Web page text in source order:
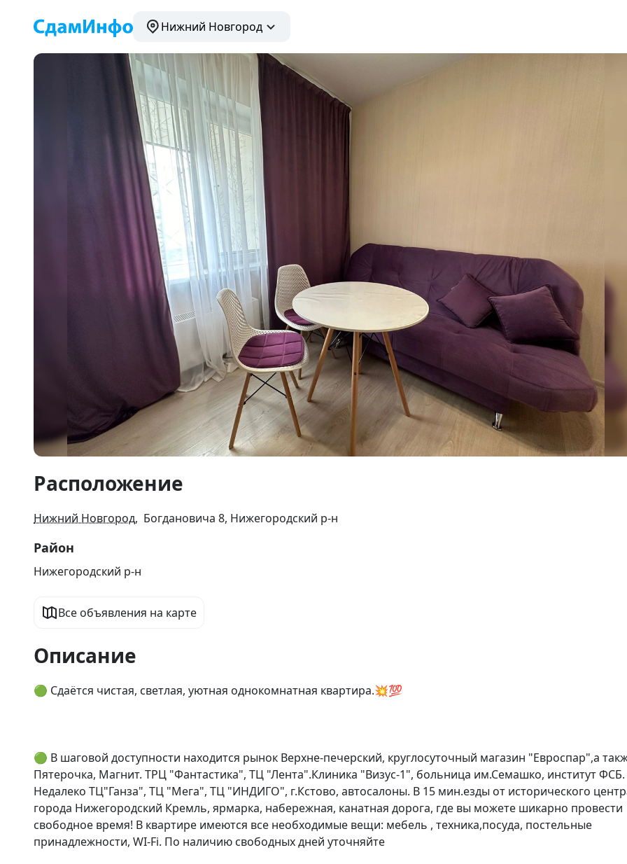
Нижний Новгород
1
6
Расположение
Нижний Новгород, Богдановича 8, Нижегородский р-н
Район
Нижегородский р-н
Все объявления на карте
Описание
🟢 Сдаётся чистая, светлая, уютная однокомнатная квартира.💥💯
🟢 В шаговой доступности находится рынок Верхне-печерский, круглосуточный магазин "Евроспар",а
Пятерочка, Магнит. ТРЦ "Фантастика", ТЦ "Лента".Клиника "Визус-1", больница им.Семашко, институт ФСБ.
Недалеко ТЦ"Ганза", ТЦ "Мега", ТЦ "ИНДИГО", г.Кстово, автосалоны. В 15 мин.езды от исторического
города Нижегородский Кремль, ярмарка, набережная, канатная дорога, где вы можете шикарно провести
свободное время! В квартире имеются все необходимые вещи: мебель , техника,посуда, постельные
принадлежности, WI-Fi. По наличию свободных дней уточняйте